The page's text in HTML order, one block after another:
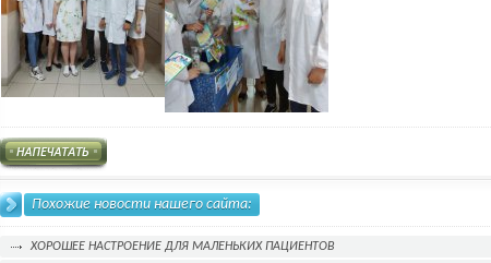
Похожие новости нашего сайта:
ХОРОШЕЕ НАСТРОЕНИЕ ДЛЯ МАЛЕНЬКИХ ПАЦИЕНТОВ